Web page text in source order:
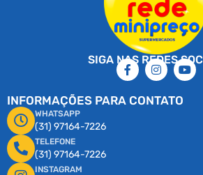
SIGA NAS REDES
INFORMAÇÕES PARA CONTATO
WHATSAPP
(31) 97164-7226
TELEFONE
(31) 97164-7226
INSTAGRAM